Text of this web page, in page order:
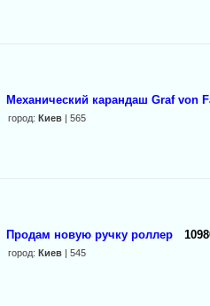
Механический карандаш Graf von
город:Киев | 565
Продам новую ручку роллер
город:Киев | 545